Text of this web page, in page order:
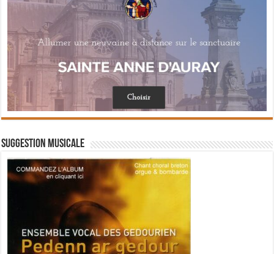
Suggestion musicale